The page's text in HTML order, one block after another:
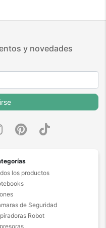
y novedades
los productos
de Seguridad
Robot